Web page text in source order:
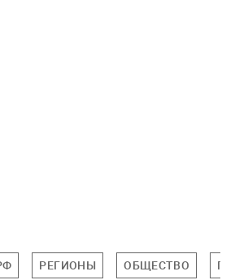
РЕГИОНЫ ОБЩЕСТВО